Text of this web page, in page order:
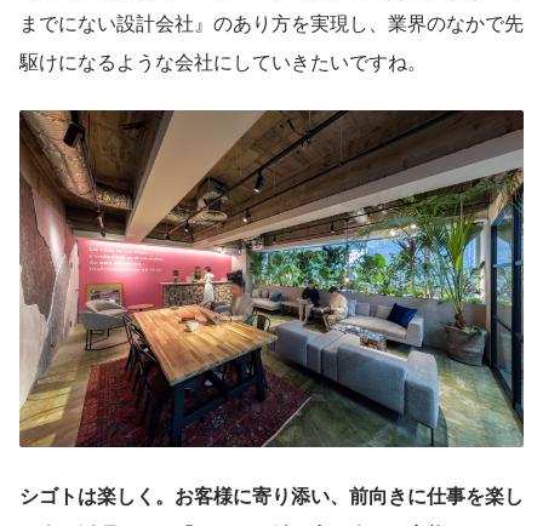
までにない設計会社』のあり方を実現し、業界のなかで先
駆けになるような会社にしていきたいですね。
シゴトは楽しく。お客様に寄り添い、前向きに仕事を楽し